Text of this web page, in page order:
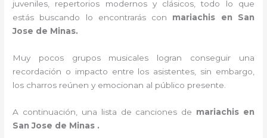
juveniles, repertorios modernos y clásicos, todo lo que
estás buscando lo encontrarás con mariachis en San
Jose de Minas.
Muy pocos grupos musicales logran conseguir una
recordación o impacto entre los asistentes, sin embargo,
los charros reúnen y emocionan al público presente.
A continuación, una lista de canciones de mariachis en
San Jose de Minas .